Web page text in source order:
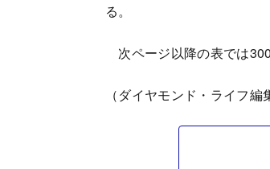
る。
次ページ以降の表では
（ダイヤモンド・ライフ編